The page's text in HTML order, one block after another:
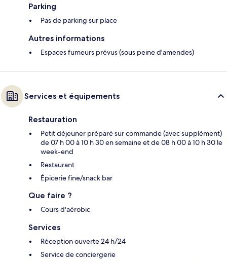
Parking
Pas de parking sur place
Autres informations
Espaces fumeurs prévus (sous peine d'amendes)
Services et équipements
Restauration
Petit déjeuner préparé sur commande (avec supplément)
de 07 h 00 à 10 h 30 en semaine et de 08 h 00 à 10 h 30 le
week-end
Restaurant
Épicerie fine/snack bar
Que faire ?
Cours d'aérobic
Services
Réception ouverte 24 h/24
Service de conciergerie